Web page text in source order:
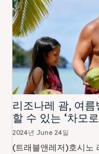
리조나레 괌, 여
할 수 있는 ‘차모
2024년 June 24일
(트래블앤레저)호시노